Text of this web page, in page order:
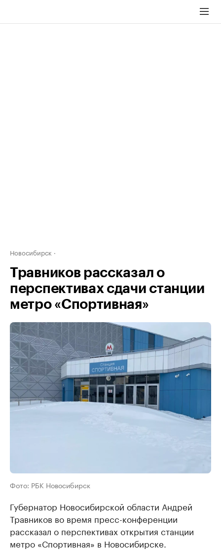
Новосибирск
Травников рассказал о
перспективах сдачи станции
метро «Спортивная»
Фото: РБК Новосибирск
Губернатор Новосибирской области Андрей
Травников во время пресс-конференции
рассказал о перспективах открытия станции
метро «Спортивная» в Новосибирске.